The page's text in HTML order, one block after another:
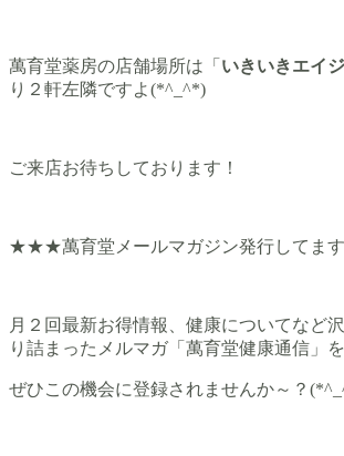
萬育堂薬房の店舗場所は「 いきいきエイ
り２軒左隣ですよ(*^_^*)
ご来店お待ちしております！
★★★萬育堂メールマガジン発行して
月２回最新お得情報、健康についてなど
り詰まったメルマガ「萬育堂健康通信」
ぜひこの機会に登録されませんか～？